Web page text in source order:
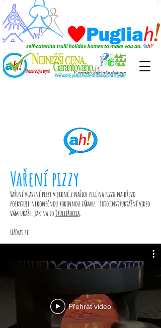
Vaření vlastní pizzy v jedné z našich pecí na pizzu na dřevo
poskytuje nekonečnou rodinnou zábavu. Toto instruktážní video
vám ukáže, jak na toTrulliRoccia.
Užívat si!
Vaření pizzy
Přehrát video